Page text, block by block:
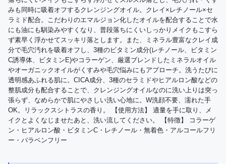
みも同時に吸着オフするクレンジングオイル。クレイ×レチノール×セ
ラミド配合。こだわりのエマルジョン化したオイルを配合することで水
にも油にも馴染みやすくなり、普段落ちにくいしっかりメイクもこすら
ず素早く浮かせてスッキリ落とします。また、ミネラル豊富なクレイ成
分で毛穴汚れを吸着オフし、3種のビタミン成分(レチノール、ビタミン
C誘導体、ビタミンE)やコラーゲン、厳選ブレンドしたミネラルオイル
やオーガニックオイルがくすみや毛穴悩みにもアプローチ。洗うたびに
透明感あふれる肌に。CICA成分、3種のセラミドやヒアルロン酸などの
整肌成分も配合することで、クレンジングオイルなのに洗い上りは突っ
張らず、なめらかで肌にやさしい洗い心地に。W洗顔不要、濡れた手
OK。リラックスシトラスの香り。 【使用方法】 適量を手に取り、メ
イクとよくなじませたあと、洗い流してください。 【特徴】 コラーゲ
ン・ヒアルロン酸・ビタミンC・レチノール・無着色・アルコールフリ
ー・パラベンフリー